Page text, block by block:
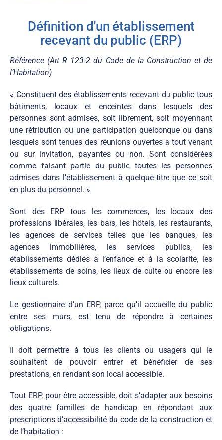
Définition d'un établissement
recevant du public (ERP)
Référence (Art R 123-2 du Code de la Construction et de
l’Habitation)
« Constituent des établissements recevant du public tous
bâtiments, locaux et enceintes dans lesquels des
personnes sont admises, soit librement, soit moyennant
une rétribution ou une participation quelconque ou dans
lesquels sont tenues des réunions ouvertes à tout venant
ou sur invitation, payantes ou non. Sont considérées
comme faisant partie du public toutes les personnes
admises dans l’établissement à quelque titre que ce soit
en plus du personnel. »
Sont des ERP tous les commerces, les locaux des
professions libérales, les bars, les hôtels, les restaurants,
les agences de services telles que les banques, les
agences immobilières, les services publics, les
établissements dédiés à l’enfance et à la scolarité, les
établissements de soins, les lieux de culte ou encore les
lieux culturels.
Le gestionnaire d’un ERP, parce qu’il accueille du public
entre ses murs, est tenu de répondre à certaines
obligations.
Il doit permettre à tous les clients ou usagers qui le
souhaitent de pouvoir entrer et bénéficier de ses
prestations, en rendant son local accessible.
Tout ERP, pour être accessible, doit s’adapter aux besoins
des quatre familles de handicap en répondant aux
prescriptions d’accessibilité du code de la construction et
de l’habitation :